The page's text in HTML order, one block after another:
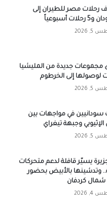
رحلات مصر للطيران إلى
أسبوعياً
2026
مجموعات جديدة من المليشيا
لوصولها إلى الخرطوم
2026
سودانيين في مواجهات بين
وجبهة تيغراي
2026
يسيّر قافلة لدعم متحركات
وتدشينها بالأبيض بحضور
شمال كردفان
2026